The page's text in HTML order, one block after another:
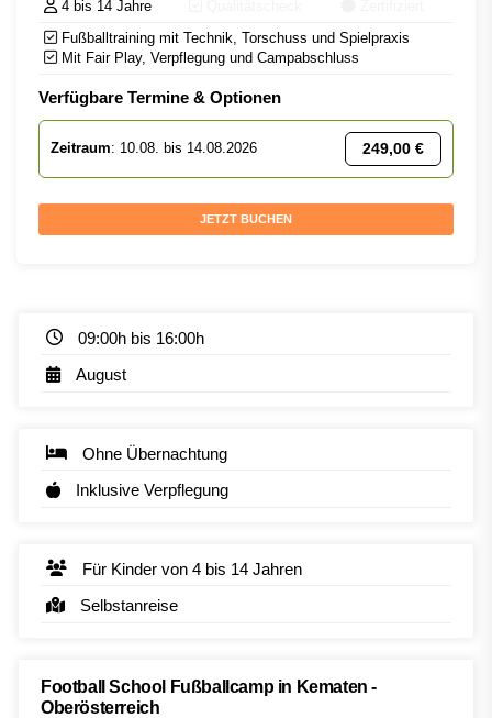
4 bis 14 Jahre
Fußballtraining mit Technik, Torschuss und Spielpraxis
Mit Fair Play, Verpflegung und Campabschluss
Verfügbare Termine & Optionen
Zeitraum: 10.08. bis 14.08.2026 249,00 €
JETZT BUCHEN
09:00h bis 16:00h
August
Ohne Übernachtung
Inklusive Verpflegung
Für Kinder von 4 bis 14 Jahren
Selbstanreise
Football School Fußballcamp in Kematen -
Oberösterreich